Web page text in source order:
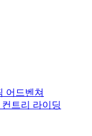
어드벤쳐
트리 라이딩